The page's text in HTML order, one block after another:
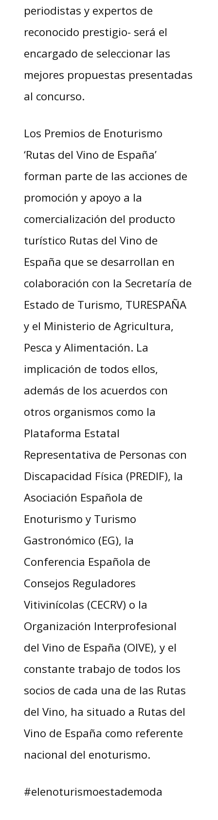
periodistas y expertos de
reconocido prestigio- será el
encargado de seleccionar las
mejores propuestas presentadas
al concurso.
Los Premios de Enoturismo
‘Rutas del Vino de España’
forman parte de las acciones de
promoción y apoyo a la
comercialización del producto
turístico Rutas del Vino de
España que se desarrollan en
colaboración con la Secretaría de
Estado de Turismo, TURESPAÑA
y el Ministerio de Agricultura,
Pesca y Alimentación. La
implicación de todos ellos,
además de los acuerdos con
otros organismos como la
Plataforma Estatal
Representativa de Personas con
Discapacidad Física (PREDIF), la
Asociación Española de
Enoturismo y Turismo
Gastronómico (EG), la
Conferencia Española de
Consejos Reguladores
Vitivinícolas (CECRV) o la
Organización Interprofesional
del Vino de España (OIVE), y el
constante trabajo de todos los
socios de cada una de las Rutas
del Vino, ha situado a Rutas del
Vino de España como referente
nacional del enoturismo.
#elenoturismoestademoda